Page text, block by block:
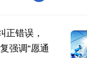
正错误，
强调“愿通